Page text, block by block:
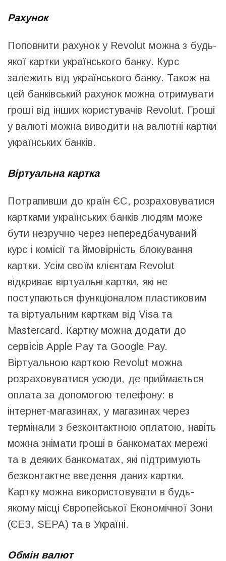
Рахунок
Поповнити рахунок у Revolut можна з будь-
якої картки українського банку. Курс
залежить від українського банку. Також на
цей банківський рахунок можна отримувати
гроші від інших користувачів Revolut. Гроші
у валюті можна виводити на валютні картки
українських банків.
Віртуальна картка
Потрапивши до країн ЄС, розраховуватися
картками українських банків людям може
бути незручно через непередбачуваний
курс і комісії та ймовірність блокування
картки. Усім своїм клієнтам Revolut
відкриває віртуальні картки, які не
поступаються функціоналом пластиковим
та віртуальним карткам від Visa та
Mastercard. Картку можна додати до
сервісів Apple Pay та Google Pay.
Віртуальною карткою Revolut можна
розраховуватися усюди, де приймається
оплата за допомогою телефону: в
інтернет-магазинах, у магазинах через
термінали з безконтактною оплатою, навіть
можна знімати гроші в банкоматах мережі
та в деяких банкоматах, які підтримують
безконтактне введення даних картки.
Картку можна використовувати в будь-
якому місці Європейської Економічної Зони
(ЄЕЗ, SEPA) та в Україні.
Обмін валют